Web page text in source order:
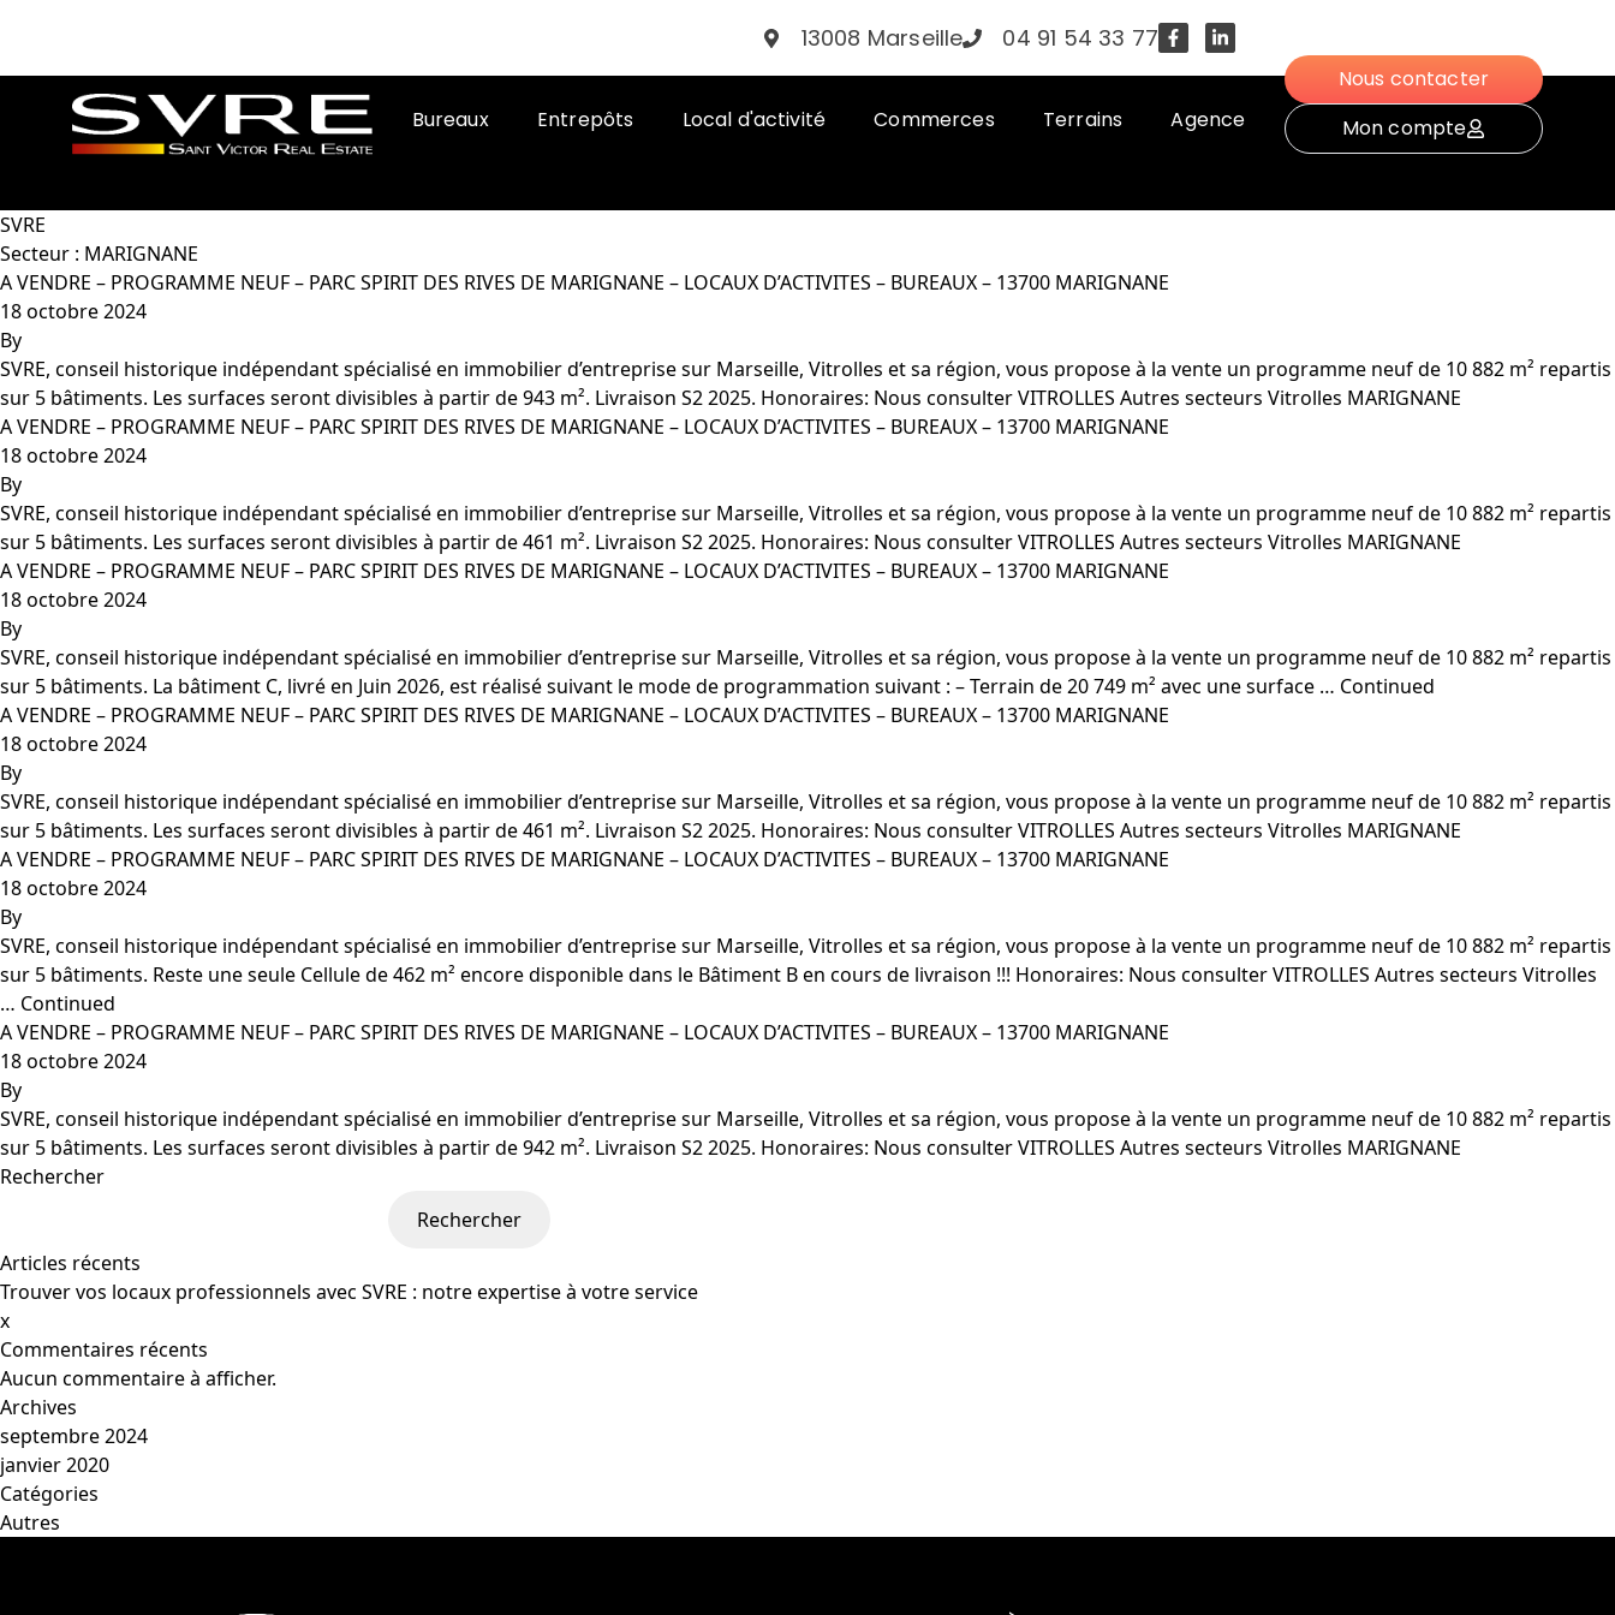
13008 Marseille 04 91 54 33 77
Bureaux Entrepôts Local d'activité Commerces Terrains Agence
Nous contacter
Mon compte
Aller au contenu
SVRE
Secteur : MARIGNANE
A VENDRE – PROGRAMME NEUF – PARC SPIRIT DES RIVES DE MARIGNANE – LOCAUX D’ACTIVITES – BUREAUX – 13700 MARIGNANE
18 octobre 2024
By
SVRE, conseil historique indépendant spécialisé en immobilier d’entreprise sur Marseille, Vitrolles et sa région, vous propose à la vente un programme neuf de 10 882 m² repartis
sur 5 bâtiments. Les surfaces seront divisibles à partir de 943 m². Livraison S2 2025. Honoraires: Nous consulter VITROLLES Autres secteurs Vitrolles MARIGNANE
A VENDRE – PROGRAMME NEUF – PARC SPIRIT DES RIVES DE MARIGNANE – LOCAUX D’ACTIVITES – BUREAUX – 13700 MARIGNANE
18 octobre 2024
By
SVRE, conseil historique indépendant spécialisé en immobilier d’entreprise sur Marseille, Vitrolles et sa région, vous propose à la vente un programme neuf de 10 882 m² repartis
sur 5 bâtiments. Les surfaces seront divisibles à partir de 461 m². Livraison S2 2025. Honoraires: Nous consulter VITROLLES Autres secteurs Vitrolles MARIGNANE
A VENDRE – PROGRAMME NEUF – PARC SPIRIT DES RIVES DE MARIGNANE – LOCAUX D’ACTIVITES – BUREAUX – 13700 MARIGNANE
18 octobre 2024
By
SVRE, conseil historique indépendant spécialisé en immobilier d’entreprise sur Marseille, Vitrolles et sa région, vous propose à la vente un programme neuf de 10 882 m² repartis
sur 5 bâtiments. La bâtiment C, livré en Juin 2026, est réalisé suivant le mode de programmation suivant : – Terrain de 20 749 m² avec une surface … Continued
A VENDRE – PROGRAMME NEUF – PARC SPIRIT DES RIVES DE MARIGNANE – LOCAUX D’ACTIVITES – BUREAUX – 13700 MARIGNANE
18 octobre 2024
By
SVRE, conseil historique indépendant spécialisé en immobilier d’entreprise sur Marseille, Vitrolles et sa région, vous propose à la vente un programme neuf de 10 882 m² repartis
sur 5 bâtiments. Les surfaces seront divisibles à partir de 461 m². Livraison S2 2025. Honoraires: Nous consulter VITROLLES Autres secteurs Vitrolles MARIGNANE
A VENDRE – PROGRAMME NEUF – PARC SPIRIT DES RIVES DE MARIGNANE – LOCAUX D’ACTIVITES – BUREAUX – 13700 MARIGNANE
18 octobre 2024
By
SVRE, conseil historique indépendant spécialisé en immobilier d’entreprise sur Marseille, Vitrolles et sa région, vous propose à la vente un programme neuf de 10 882 m² repartis
sur 5 bâtiments. Reste une seule Cellule de 462 m² encore disponible dans le Bâtiment B en cours de livraison !!! Honoraires: Nous consulter VITROLLES Autres secteurs Vitrolles
… Continued
A VENDRE – PROGRAMME NEUF – PARC SPIRIT DES RIVES DE MARIGNANE – LOCAUX D’ACTIVITES – BUREAUX – 13700 MARIGNANE
18 octobre 2024
By
SVRE, conseil historique indépendant spécialisé en immobilier d’entreprise sur Marseille, Vitrolles et sa région, vous propose à la vente un programme neuf de 10 882 m² repartis
sur 5 bâtiments. Les surfaces seront divisibles à partir de 942 m². Livraison S2 2025. Honoraires: Nous consulter VITROLLES Autres secteurs Vitrolles MARIGNANE
Rechercher
Rechercher
Articles récents
Trouver vos locaux professionnels avec SVRE : notre expertise à votre service
x
Commentaires récents
Aucun commentaire à afficher.
Archives
septembre 2024
janvier 2020
Catégories
Autres